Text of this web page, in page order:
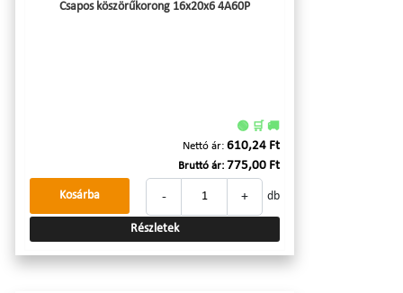
Csapos köszörűkorong 16x20x6 4A60P
🟢 🛒 🚚
Nettó ár: 610,24 Ft
Bruttó ár: 775,00 Ft
- + db
Kosárba
Részletek